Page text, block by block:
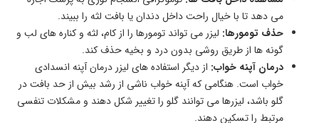
می‌ دهد تا با خیال راحت داخل دندان یا بافت لثه را ببیند.
حذف تومورها: لیزر می‌ تواند تومورها را از کام، لثه و کناره‌ های لب و
گونه‌ ها از طریق روشی بدون درد و بخیه حذف کند.
درمان آپنه خواب: از دیگر استفاده های لیزر درمان آپنه انسدادی
خواب است. هنگامی که آپنه خواب ناشی از رشد بیش از حد بافت در
گلو باشد، لیزرها می‌ توانند گلو را تغییر شکل دهند و مشکلات تنفسی
مرتبط را تسکین دهند.